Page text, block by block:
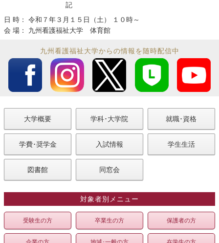
記
日 時： 令和７年３月１５日（土） １０時～
会 場： 九州看護福祉大学 体育館
九州看護福祉大学からの情報を随時配信中
大学概要 学科･大学院 就職･資格
学費･奨学金 入試情報 学生生活
図書館 同窓会
対象者別メニュー
受験生の方 卒業生の方 保護者の方